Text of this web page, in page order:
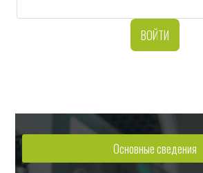
Основные сведения